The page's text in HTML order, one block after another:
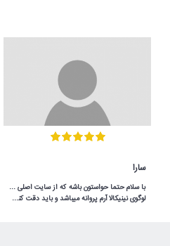
سارا
لوگوی نینیکالا آرم پروانه میباشد و باید دقت کنن و آدرس سایت هم ninikala.com